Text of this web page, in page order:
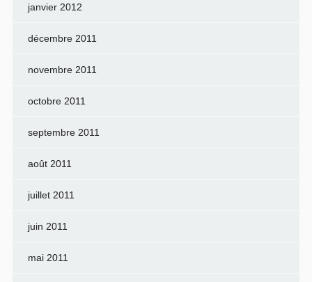
janvier 2012
décembre 2011
novembre 2011
octobre 2011
septembre 2011
août 2011
juillet 2011
juin 2011
mai 2011